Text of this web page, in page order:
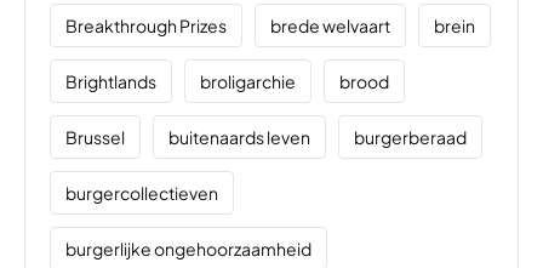
Breakthrough Prizes brede welvaart brein
Brightlands broligarchie brood
Brussel buitenaards leven burgerberaad
burgercollectieven
burgerlijke ongehoorzaamheid